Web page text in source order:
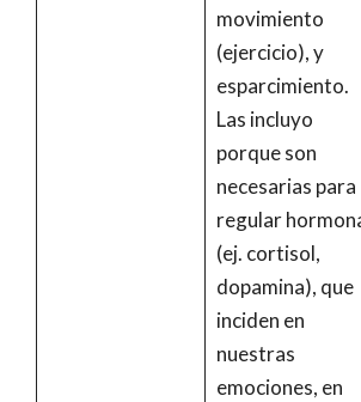
movimiento
(ejercicio), y
esparcimiento.
Las incluyo
porque son
necesarias para
regular
(ej. cortisol,
dopamina), que
inciden en
nuestras
emociones, en